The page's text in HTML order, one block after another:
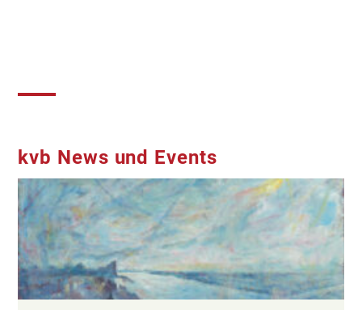
kvb News und Events